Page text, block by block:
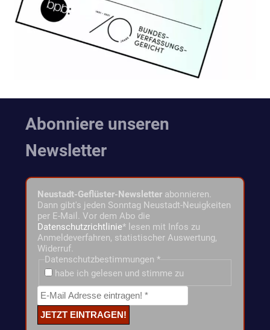
Abonniere unseren
Newsletter
Neustadt-Geflüster-Newsletter abonnieren.
Dann gibt's jeden Sonntag Neustadt-Neuigkeiten
per E-Mail. Vor dem Abo die
Datenschutzrichtlinie* lesen mit Infos zu
Anmeldeverfahren, statistischer Auswertung,
Widerruf.
Datenschutzbestimmungen *
habe ich gelesen und stimme zu